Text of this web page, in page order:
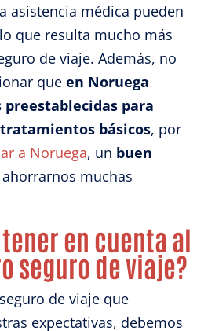
asistencia médica pueden
que resulta mucho más
de viaje. Además, no
que en Noruega
para
básicos, por
a Noruega, un buen
muchas
en cuenta al
seguro de viaje?
de viaje que
expectativas, debemos